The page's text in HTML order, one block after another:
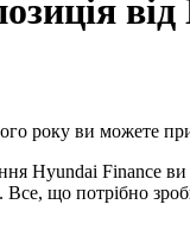
року ви можете
Hyundai Finance
Все, що потрібно